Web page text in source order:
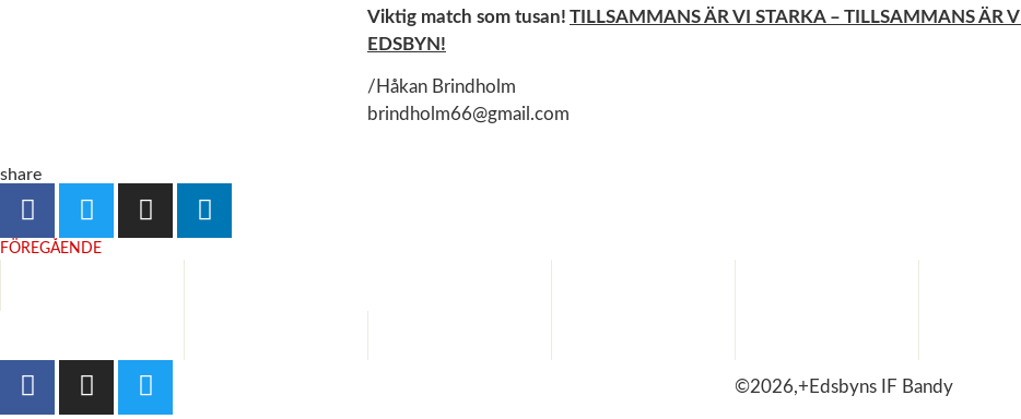
Viktig match som tusan! TILLSAMMANS ÄR VI STARKA – TILLSAMMANS ÄR VI
EDSBYN!
/Håkan Brindholm
brindholm66@gmail.com
share
FÖREGÅENDE
©2026,+Edsbyns IF Bandy